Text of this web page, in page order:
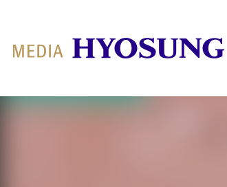
MY FRIEND HYOSUNG